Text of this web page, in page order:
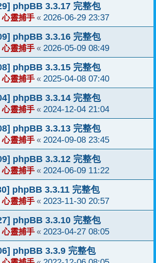
phpBB 3.3.17 完整包
心靈捕手 « 2026-06-29 23:37
phpBB 3.3.16 完整包
心靈捕手 « 2026-05-09 08:49
phpBB 3.3.15 完整包
心靈捕手 « 2025-04-08 07:40
phpBB 3.3.14 完整包
心靈捕手 « 2024-12-04 21:04
phpBB 3.3.13 完整包
心靈捕手 « 2024-09-08 23:45
phpBB 3.3.12 完整包
心靈捕手 « 2024-06-09 11:22
phpBB 3.3.11 完整包
心靈捕手 « 2023-11-30 20:57
phpBB 3.3.10 完整包
心靈捕手 « 2023-04-27 08:05
phpBB 3.3.9 完整包